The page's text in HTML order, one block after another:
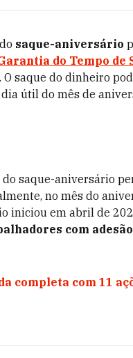
do saque-aniversário
do Tempo de
. O saque do dinheiro
útil do mês de
do saque-aniversário
no mês do
iniciou em abril de
com
completa com 11